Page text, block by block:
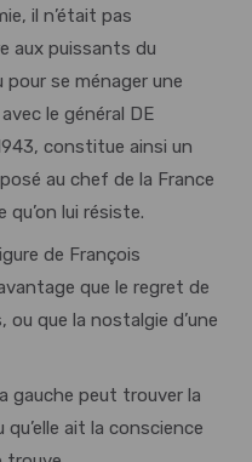
il n’était pas
aux puissants du
se ménager une
le général DE
constitue ainsi un
au chef de la France
qu’on lui résiste.
de François
que le regret de
que la nostalgie d’une
gauche peut trouver la
ait la conscience